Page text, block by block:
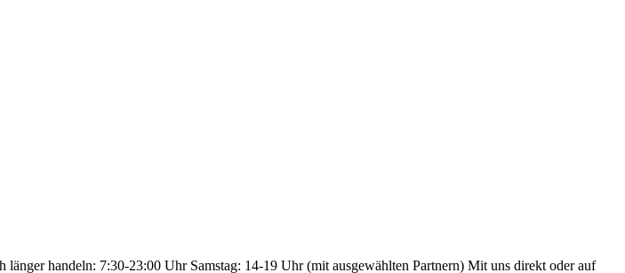
länger handeln: 7:30-23:00 Uhr Samstag: 14-19 Uhr (mit ausgewählten Partnern) Mit uns direkt oder auf